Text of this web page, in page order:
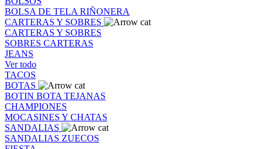
BOLSA DE TELA RIÑONERA
CARTERAS Y SOBRES
CARTERAS Y SOBRES
SOBRES CARTERAS
JEANS
Ver todo
TACOS
BOTAS
BOTIN BOTA TEJANAS
CHAMPIONES
MOCASINES Y CHATAS
SANDALIAS
SANDALIAS ZUECOS